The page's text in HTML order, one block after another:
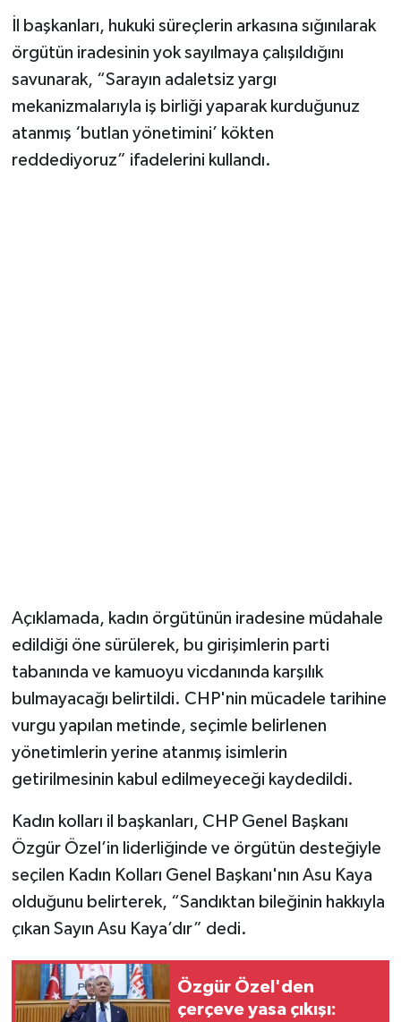
İl başkanları, hukuki süreçlerin arkasına sığınılarak
örgütün iradesinin yok sayılmaya çalışıldığını
savunarak, “Sarayın adaletsiz yargı
mekanizmalarıyla iş birliği yaparak kurduğunuz
atanmış ‘butlan yönetimini’ kökten
reddediyoruz” ifadelerini kullandı.
Açıklamada, kadın örgütünün iradesine müdahale
edildiği öne sürülerek, bu girişimlerin parti
tabanında ve kamuoyu vicdanında karşılık
bulmayacağı belirtildi. CHP'nin mücadele tarihine
vurgu yapılan metinde, seçimle belirlenen
yönetimlerin yerine atanmış isimlerin
getirilmesinin kabul edilmeyeceği kaydedildi.
Kadın kolları il başkanları, CHP Genel Başkanı
Özgür Özel’in liderliğinde ve örgütün desteğiyle
seçilen Kadın Kolları Genel Başkanı'nın Asu Kaya
olduğunu belirterek, “Sandıktan bileğinin hakkıyla
çıkan Sayın Asu Kaya’dır” dedi.
Özgür Özel'den
çerçeve yasa çıkışı: